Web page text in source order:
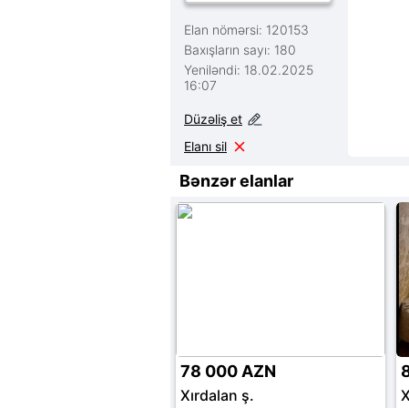
Elan nömərsi: 120153
Baxışların sayı: 180
Yeniləndi: 18.02.2025
16:07
Düzəliş et
Elanı sil
Bənzər elanlar
78 000 AZN
Xırdalan ş.